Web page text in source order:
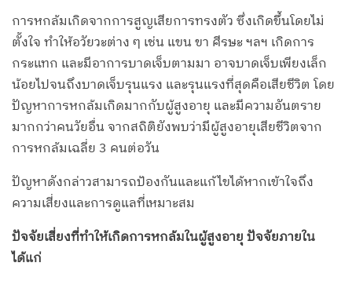
การหกล้มเกิดจากการสูญเสียการทรงตัว ซึ่งเกิดขึ้นโดยไม่
ตั้งใจ ทำให้อวัยวะต่าง ๆ เช่น แขน ขา ศีรษะ ฯลฯ เกิดการ
กระแทก และมีอาการบาดเจ็บตามมา อาจบาดเจ็บเพียงเล็ก
น้อยไปจนถึงบาดเจ็บรุนแรง และรุนแรงที่สุดคือเสียชีวิต โดย
ปัญหาการหกล้มเกิดมากกับผู้สูงอายุ และมีความอันตราย
มากกว่าคนวัยอื่น จากสถิติยังพบว่ามีผู้สูงอายุเสียชีวิตจาก
การหกล้มเฉลี่ย 3 คนต่อวัน
ปัญหาดังกล่าวสามารถป้องกันและแก้ไขได้หากเข้าใจถึง
ความเสี่ยงและการดูแลที่เหมาะสม
ปัจจัยเสี่ยงที่ทำให้เกิดการหกล้มในผู้สูงอายุ ปัจจัยภายใน
ได้แก่